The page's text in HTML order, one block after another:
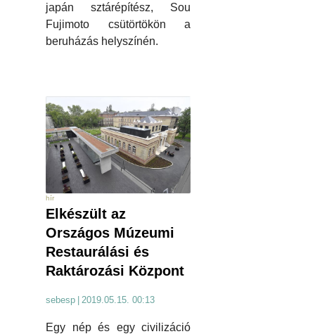
japán sztárépítész, Sou
Fujimoto csütörtökön a
beruházás helyszínén.
hír
Elkészült az
Országos Múzeumi
Restaurálási és
Raktározási Központ
sebesp | 2019.05.15. 00:13
Egy nép és egy civilizáció